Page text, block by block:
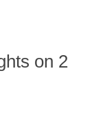
2 thoughts on “